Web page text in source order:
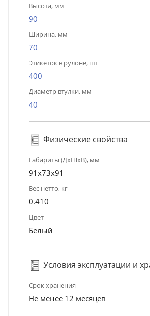
Высота, мм
90
Ширина, мм
70
Этикеток в рулоне, шт
400
Диаметр втулки, мм
40
Физические свойства
Габариты (ДхШхВ), мм
91x73x91
Вес нетто, кг
0.410
Цвет
Белый
Условия эксплуатации и
Срок хранения
Не менее 12 месяцев